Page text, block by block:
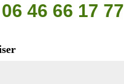
06 46 66 17 77